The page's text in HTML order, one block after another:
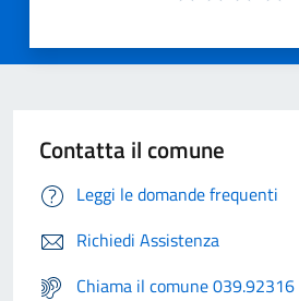
Contatta il comune
Leggi le domande frequenti
Richiedi Assistenza
Chiama il comune 039.92316